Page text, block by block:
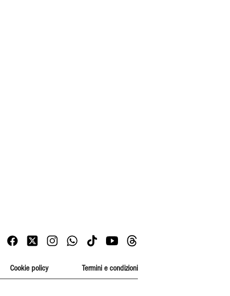
Cookie policy Termini e condizioni